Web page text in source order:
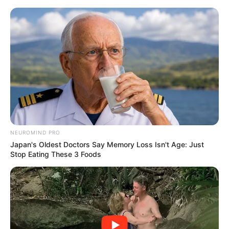
Skip
content
Menu
Ingwerwurzel, mit
NEUROMIND PRO
Japan's Oldest Doctors Say Memory Loss Isn't Age: Just
Stop Eating These 3 Foods